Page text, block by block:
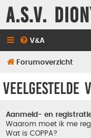
A.S.V.
V&A
Forumoverzicht
Veelgestelde
Aanmeld- en
Waarom moet ik me
Wat is COPPA?